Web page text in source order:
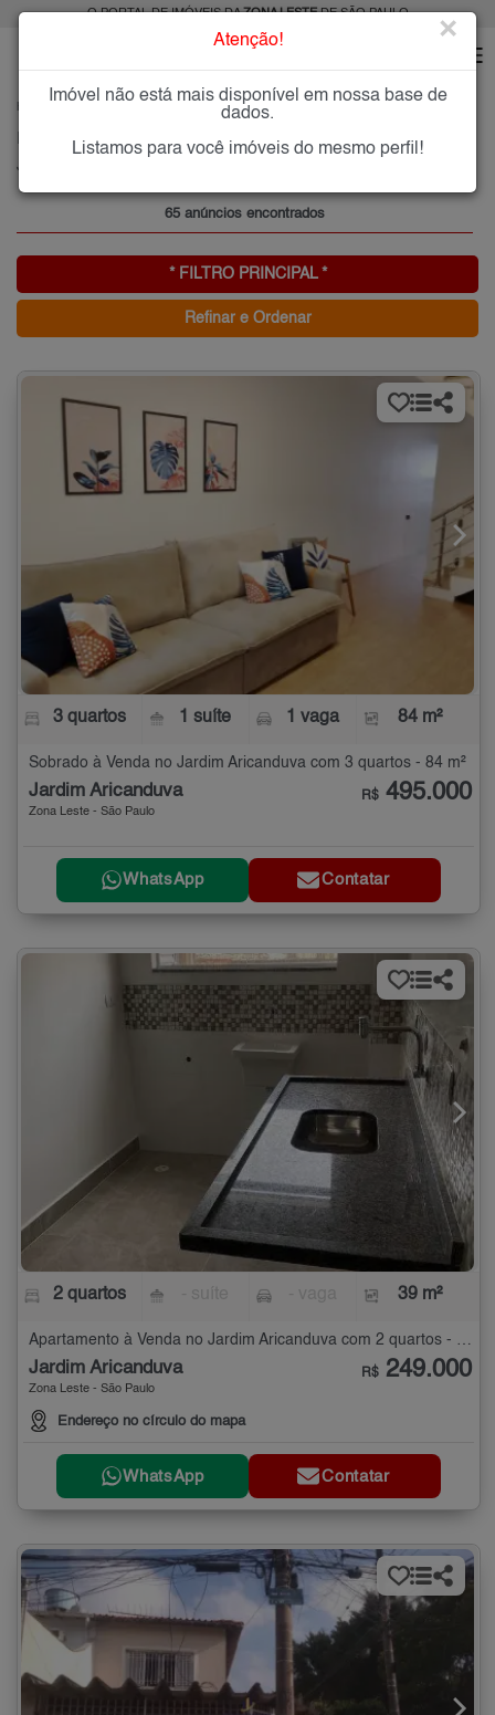
O PORTAL DE IMÓVEIS DAZONA LESTEDE SÃO PAULO
JARDIM ARICANDUVA
Imóveis à Venda no Jardim Aricanduva, Zona Leste de São Paulo
Jardim Aricanduva, Zona Leste
65 anúncios encontrados
* FILTRO PRINCIPAL *
Refinar e Ordenar
3 quartos 1 suíte 1 vaga 84 m²
Sobrado à Venda no Jardim Aricanduva com 3 quartos - 84 m²
Jardim Aricanduva
Zona Leste - São Paulo
R$ 495.000
WhatsApp Contatar
2 quartos 39 m²
Jardim Aricanduva
Zona Leste - São Paulo
Endereço no círculo do mapa
R$ 249.000
WhatsApp Contatar
Atenção! ×
Imóvel não está mais disponível em nossa base de
dados.
Listamos para você imóveis do mesmo perfil!